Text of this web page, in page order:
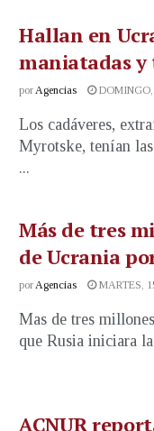
Hallan en
maniatadas
porAgencias DOMINGO,
Los cadáveres,
Myrotske, tenían
...
Más de tres
de Ucrania
por Agencias MARTES,
Mas de tres
que Rusia iniciara
ACNUR